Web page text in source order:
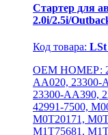
Стартер для
2.0i/2.5i/
Код товара: LSt
OEM НОМЕР:
AA020, 23300-
23300-AA390,
42991-7500,
M0T20171,
M1T75681,